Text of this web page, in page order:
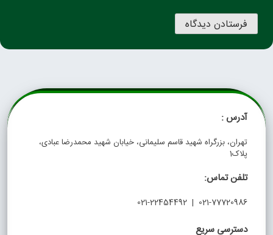
آدرس :
تهران، بزرگراه شهید قاسم سلیمانی، خیابان شهید محمدرضا عبادی،
پلاک1
تلفن تماس:
021-77720986 | 021-22454492
دسترسی سریع